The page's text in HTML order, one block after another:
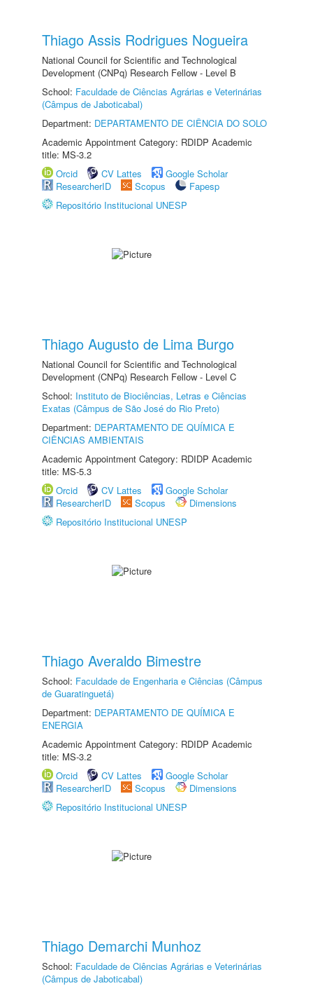
Thiago Assis Rodrigues Nogueira
National Council for Scientific and Technological
Development (CNPq) Research Fellow - Level B
School: Faculdade de Ciências Agrárias e Veterinárias
(Câmpus de Jaboticabal)
Department: DEPARTAMENTO DE CIÊNCIA DO SOLO
Academic Appointment Category: RDIDP Academic
title: MS-3.2
Orcid
CV Lattes
Google Scholar
ResearcherID
Scopus
Fapesp
Repositório Institucional UNESP
Thiago Augusto de Lima Burgo
National Council for Scientific and Technological
Development (CNPq) Research Fellow - Level C
School: Instituto de Biociências, Letras e Ciências
Exatas (Câmpus de São José do Rio Preto)
Department: DEPARTAMENTO DE QUÍMICA E
CIÊNCIAS AMBIENTAIS
Academic Appointment Category: RDIDP Academic
title: MS-5.3
Orcid
CV Lattes
Google Scholar
ResearcherID
Scopus
Dimensions
Repositório Institucional UNESP
Thiago Averaldo Bimestre
School: Faculdade de Engenharia e Ciências (Câmpus
de Guaratinguetá)
Department: DEPARTAMENTO DE QUÍMICA E
ENERGIA
Academic Appointment Category: RDIDP Academic
title: MS-3.2
Orcid
CV Lattes
Google Scholar
ResearcherID
Scopus
Dimensions
Repositório Institucional UNESP
Thiago Demarchi Munhoz
School: Faculdade de Ciências Agrárias e Veterinárias
(Câmpus de Jaboticabal)